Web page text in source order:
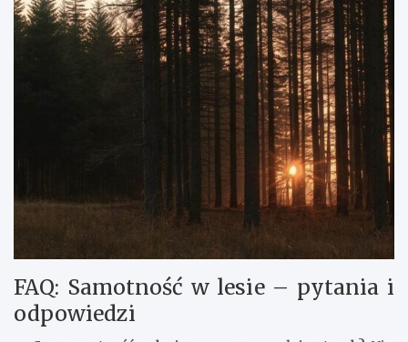
FAQ: Samotność w lesie – pytania i
odpowiedzi